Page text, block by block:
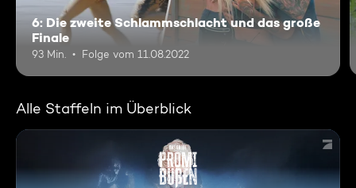
6: Die zweite Schlammschlacht und das große
Finale
93 Min. Folge vom 11.08.2022
Alle Staffeln im Überblick